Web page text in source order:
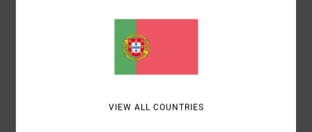
5
VIEW ALL COUNTRIES